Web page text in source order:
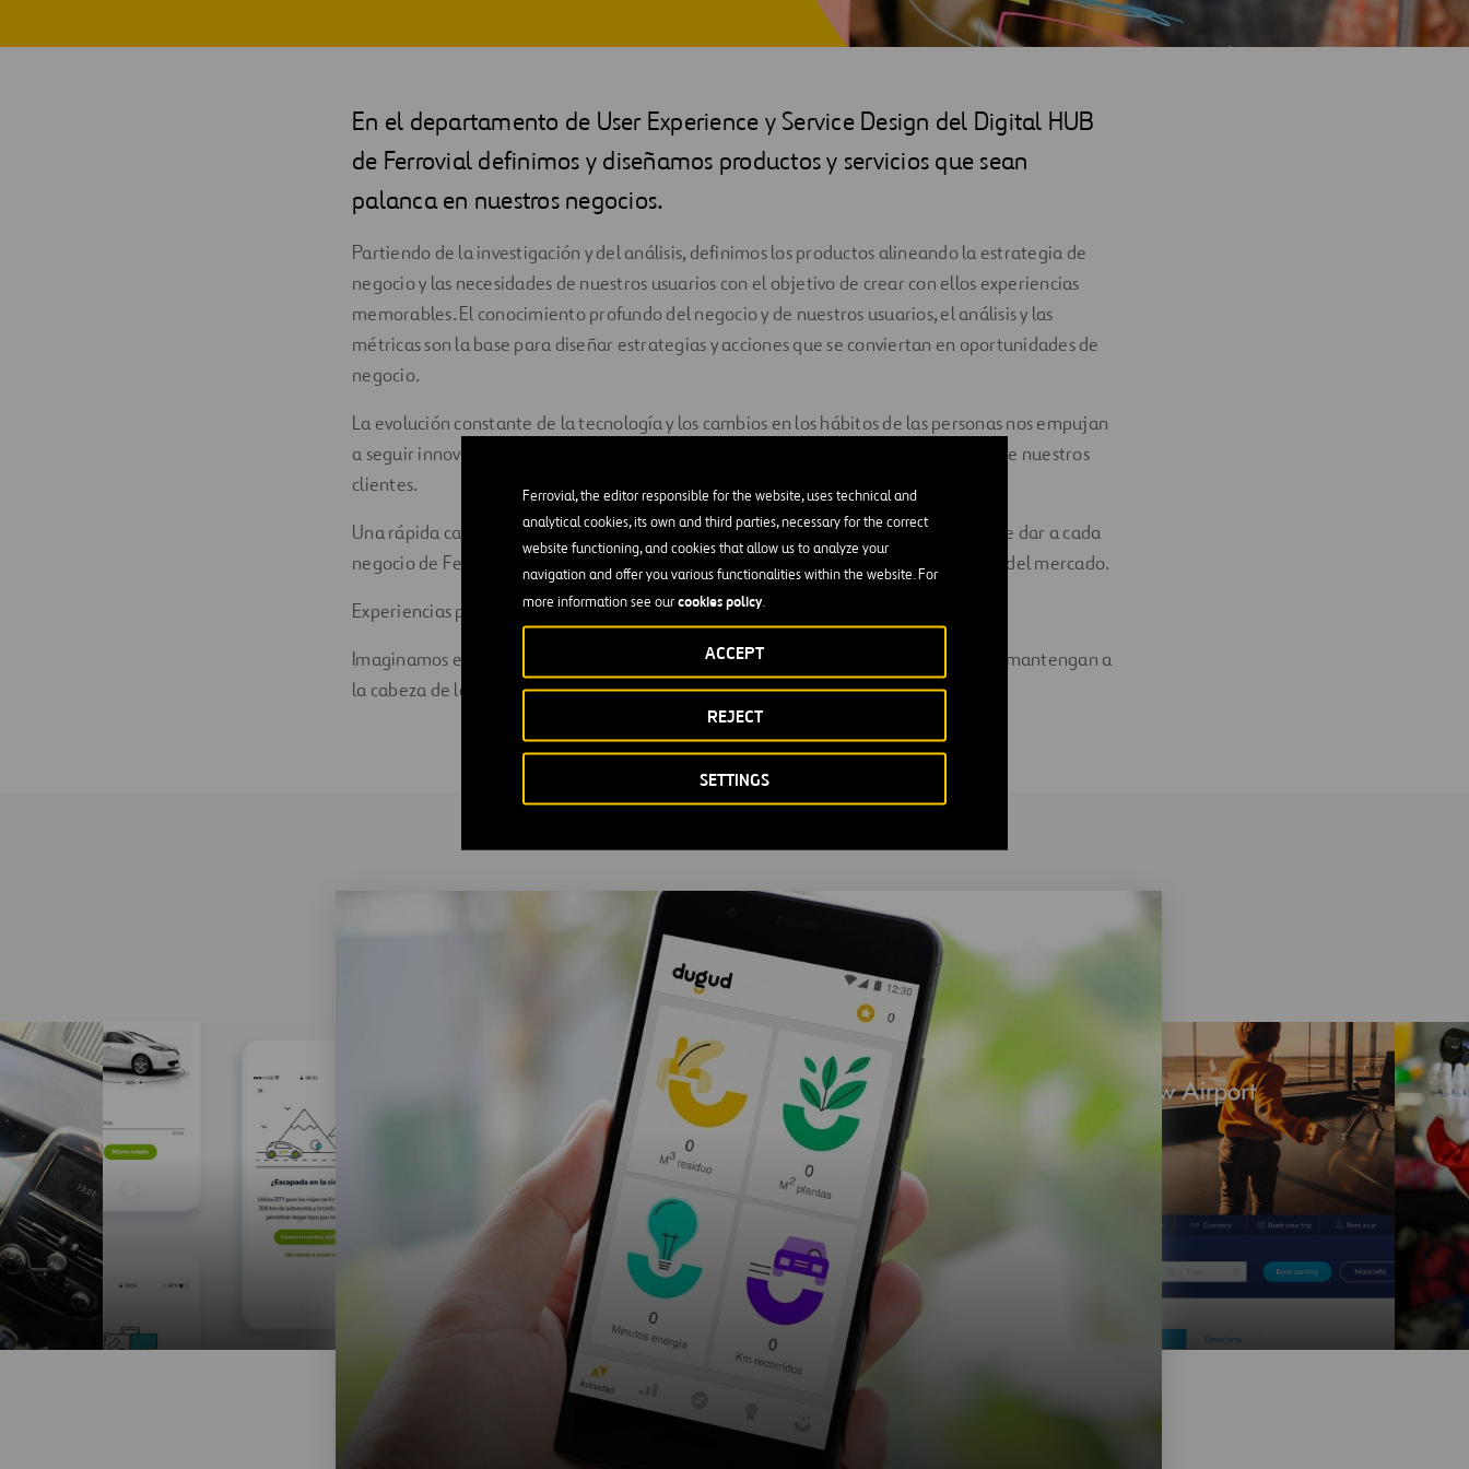
Ferrovial, the editor responsible for the website, uses technical and
analytical cookies, its own and third parties, necessary for the correct
website functioning, and cookies that allow us to analyze your
navigation and offer you various functionalities within the website. For
more information see ourcookies policy.
SETTINGS
REJECT
ACCEPT
En el departamento de User Experience y Service Design del Digital HUB
de Ferrovial definimos y diseñamos productos y servicios que sean
palanca en nuestros negocios.
Partiendo de la investigación y del análisis, definimos los productos alineando la estrategia de
negocio y las necesidades de nuestros usuarios con el objetivo de crear con ellos experiencias
memorables. El conocimiento profundo del negocio y de nuestros usuarios, el análisis y las
métricas son la base para diseñar estrategias y acciones que se conviertan en oportunidades de
negocio.
La evolución constante de la tecnología y los cambios en los hábitos de las personas nos empujan
a seguir innovando en el diseño de servicios que cumplan día a día las expectativas de nuestros
clientes.
Una rápida capacidad de reacción y adaptación a las nuevas tecnologías nos permite dar a cada
negocio de Ferrovial el producto o servicio que necesitan para seguir siendo líderes del mercado.
Experiencias personalizadas que marcan la diferencia.
Imaginamos el futuro e ideamos soluciones con propuestas de valor solidas que nos mantengan a
la cabeza de las empresas conscientes de que el usuario es el centro del negocio.